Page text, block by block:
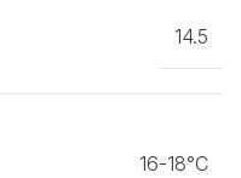
14.5
16-18°C